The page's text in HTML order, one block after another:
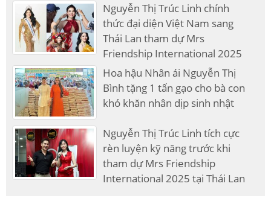
Nguyễn Thị Trúc Linh chính
thức đại diện Việt Nam sang
Thái Lan tham dự Mrs
Friendship International 2025
Hoa hậu Nhân ái Nguyễn Thị
Bình tặng 1 tấn gạo cho bà con
khó khăn nhân dịp sinh nhật
Nguyễn Thị Trúc Linh tích cực
rèn luyện kỹ năng trước khi
tham dự Mrs Friendship
International 2025 tại Thái Lan